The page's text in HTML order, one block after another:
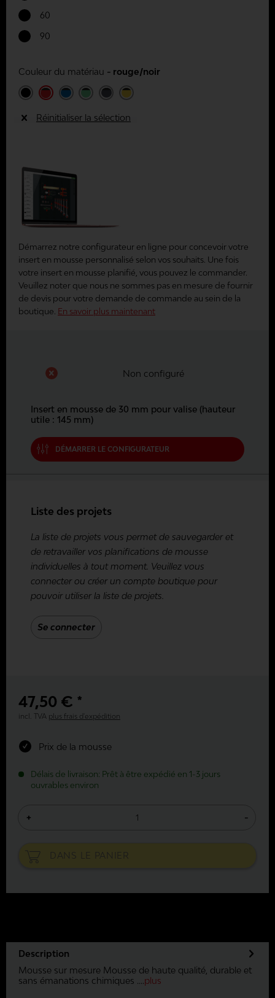
60
90
Couleur du matériau - rouge/noir
Réinitialiser la sélection
Démarrez notre configurateur en ligne pour concevoir votre
insert en mousse personnalisé selon vos souhaits. Une fois
votre insert en mousse planifié, vous pouvez le commander.
Veuillez noter que nous ne sommes pas en mesure de fournir
de devis pour votre demande de commande au sein de la
boutique. En savoir plus maintenant
Non configuré
Insert en mousse de 30 mm pour valise (hauteur
utile : 145 mm)
DÉMARRER LE CONFIGURATEUR
Liste des projets
La liste de projets vous permet de sauvegarder et
de retravailler vos planifications de mousse
individuelles à tout moment. Veuillez vous
connecter ou créer un compte boutique pour
pouvoir utiliser la liste de projets.
Se connecter
47,50 € *
incl. TVA plus frais d'expédition
Prix de la mousse
Délais de livraison: Prêt à être expédié en 1-3 jours
ouvrables environ
+ -
DANS LE PANIER
Description
Mousse sur mesure Mousse de haute qualité, durable et
sans émanations chimiques .... plus